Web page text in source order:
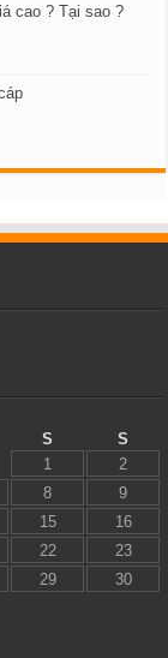
cao ? Tại sao ?
S
S
1
2
8
9
15
16
22
23
29
30